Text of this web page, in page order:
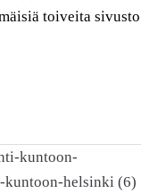
toiveita sivusto